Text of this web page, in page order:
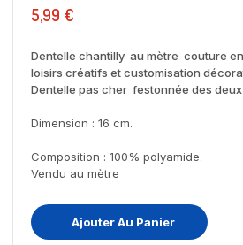
5,99 €
Dentelle chantilly au mètre couture
loisirs créatifs et customisation
Dentelle pas cher festonnée des
Dimension : 16 cm.
Composition : 100% polyamide.
Vendu au mètre
Ajouter Au Panier